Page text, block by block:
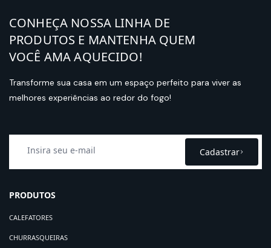
CONHEÇA NOSSA LINHA DE
PRODUTOS E MANTENHA QUEM
VOCÊ AMA AQUECIDO!
Transforme sua casa em um espaço perfeito para viver as
melhores experiências ao redor do fogo!
Cadastrar
PRODUTOS
CALEFATORES
CHURRASQUEIRAS